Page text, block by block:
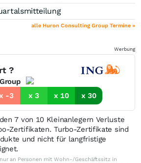
alle Huron Consulting Group Termine »
Werbung
?
-3 x 3 x 10 x 30
7 von 10 Kleinanlegern Verluste
Zertifikaten. Turbo-Zertifikate sind
und nicht für langfristige
an Personen mit Wohn-/Geschäftssitz in